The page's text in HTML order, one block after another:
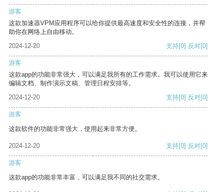
游客
这款加速器VPM应用程序可以给你提供最高速度和安全性的连接，并帮
助你在网络上自由移动。
2024-12-20
支持[0] 反对[0]
游客
这款app的功能非常强大，可以满足我所有的工作需求。我可以使用它来
编辑文档、制作演示文稿、管理日程安排等。
2024-12-20
支持[0] 反对[0]
游客
这款软件的功能非常强大，使用起来非常方便。
2024-12-20 支持[0] 反对[0]
游客
这款app的功能非常丰富，可以满足我不同的社交需求。